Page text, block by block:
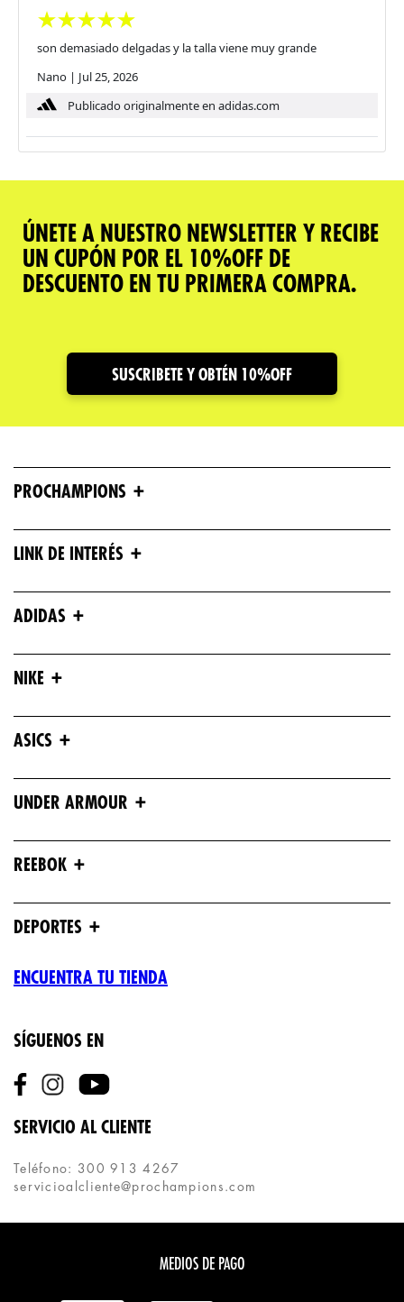
son demasiado delgadas y la talla viene muy grande
Nano | Jul 25, 2026
Publicado originalmente en adidas.com
ÚNETE A NUESTRO NEWSLETTER Y RECIBE
UN CUPÓN POR EL 10%OFF DE
DESCUENTO EN TU PRIMERA COMPRA.
SUSCRIBETE Y OBTÉN 10%OFF
PROCHAMPIONS +
LINK DE INTERÉS +
ADIDAS +
NIKE +
ASICS +
UNDER ARMOUR +
REEBOK +
DEPORTES +
ENCUENTRA TU TIENDA
SÍGUENOS EN
SERVICIO AL CLIENTE
Teléfono: 300 913 4267
servicioalcliente@prochampions.com
MEDIOS DE PAGO